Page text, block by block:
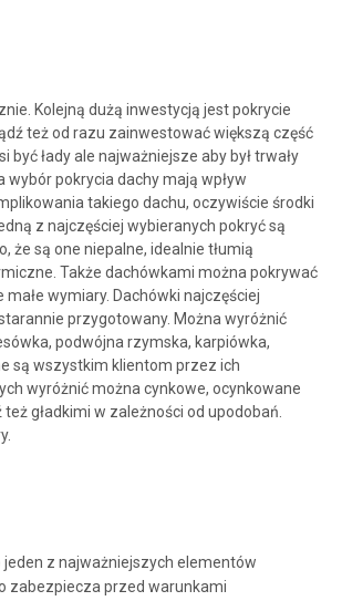
Kolejną dużą inwestycją jest pokrycie
też od razu zainwestować większą część
łady ale najważniejsze aby był trwały
wybór pokrycia dachy mają wpływ
takiego dachu, oczywiście środki
z najczęściej wybieranych pokryć są
że są one niepalne, idealnie tłumią
Także dachówkami można pokrywać
wymiary. Dachówki najczęściej
przygotowany. Można wyróżnić
podwójna rzymska, karpiówka,
są wszystkim klientom przez ich
wyróżnić można cynkowe, ocynkowane
gładkimi w zależności od upodobań.
jeden z najważniejszych elementów
zabezpiecza przed warunkami